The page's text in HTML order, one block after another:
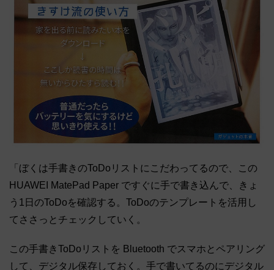
「ぼくは手書きのToDoリストにこだわってるので、この
HUAWEI MatePad Paper ですぐに手で書き込んで、きょ
う1日のToDoを確認する。ToDoのテンプレートを活用し
てささっとチェックしていく。
この手書きToDoリストを Bluetooth でスマホとペアリング
して、デジタル保存しておく。手で書いてるのにデジタル